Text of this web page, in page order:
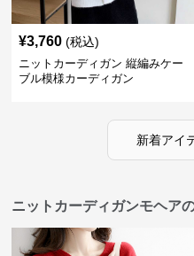
¥3,760 (税込)
ニットカーディガン 縦編みケー
ブル模様カーディガン
新着アイ
ニットカーディガンモヘア